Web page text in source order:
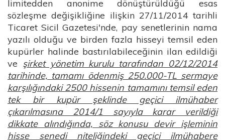
limitedden anonime dönüştürüldüğü esas
sözleşme değişikliğine ilişkin 27/11/2014 tarihli
Ticaret Sicil Gazetesi'nde, pay senetlerinin nama
yazılı olduğu ve birden fazla hisseyi temsil eden
kupürler halinde bastırılabileceğinin ilan edildiği
ve şirket yönetim kurulu tarafından 02/12/2014
tarihinde, tamamı ödenmiş 250.000-TL sermaye
karşılığındaki 2500 hissenin tamamını temsil eden
tek bir kupür şeklinde geçici ilmühaber
çıkarılmasına 2014/1 sayıyla karar verildiği
dikkate alındığında, söz konusu devir işleminin
hisse senedi niteliğindeki geçici ilmühabere